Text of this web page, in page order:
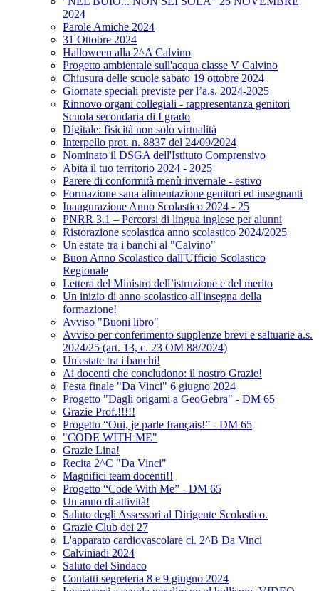
2024
Parole Amiche 2024
31 Ottobre 2024
Halloween alla 2^A Calvino
Progetto ambientale sull'acqua classe V Calvino
Chiusura delle scuole sabato 19 ottobre 2024
Giornate speciali previste per l’a.s. 2024-2025
Rinnovo organi collegiali - rappresentanza genitori
Scuola secondaria di I grado
Digitale: fisicità non solo virtualità
Interpello prot. n. 8837 del 24/09/2024
Nominato il DSGA dell'Istituto Comprensivo
Abita il tuo territorio 2024 - 2025
Parere di conformità menù invernale - estivo
Formazione sana alimentazione genitori ed insegnanti
Inaugurazione Anno Scolastico 2024 - 25
PNRR 3.1 – Percorsi di lingua inglese per alunni
Ristorazione scolastica anno scolastico 2024/2025
Un'estate tra i banchi al "Calvino"
Buon Anno Scolastico dall'Ufficio Scolastico
Regionale
Lettera del Ministro dell’istruzione e del merito
Un inizio di anno scolastico all'insegna della
formazione!
Avviso "Buoni libro"
Avviso per conferimento supplenze brevi e saltuarie a.s.
2024/25 (art. 13, c. 23 OM 88/2024)
Un'estate tra i banchi!
Ai docenti che concludono: il nostro Grazie!
Festa finale "Da Vinci" 6 giugno 2024
Progetto "Dagli origami a GeoGebra" - DM 65
Grazie Prof.!!!!!
Progetto “Oui, je parle français!” - DM 65
"CODE WITH ME"
Grazie Lina!
Recita 2^C "Da Vinci"
Magnifici team docenti!!
Progetto “Code With Me” - DM 65
Un anno di attività!
Saluto degli Assessori al Dirigente Scolastico.
Grazie Club dei 27
L'apparato cardiovascolare cl. 2^B Da Vinci
Calviniadi 2024
Saluto del Sindaco
Contatti segreteria 8 e 9 giugno 2024